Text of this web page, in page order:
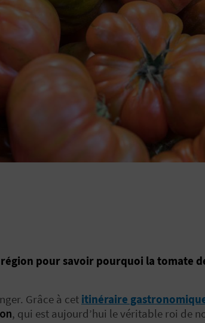
pour savoir pourquoi la tomate
Grâce à cet itinéraire
, qui est aujourd’hui le véritable roi de